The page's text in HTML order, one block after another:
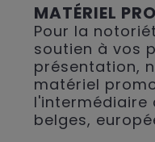
MATÉRIEL
Pour la
soutien à vos
présentation,
matériel
l'intermédiaire
belges,